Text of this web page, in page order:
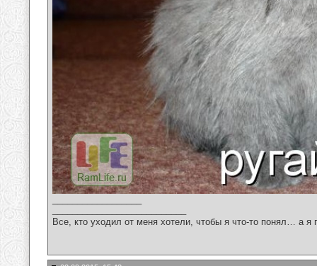
Все, кто уходил от меня хотели, чтобы я что-то понял… а